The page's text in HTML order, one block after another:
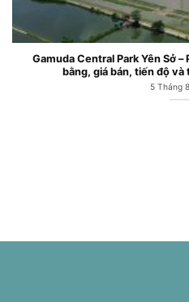
Gamuda Central Park Yên Sở
bằng, giá bán, tiến độ
5 Tháng